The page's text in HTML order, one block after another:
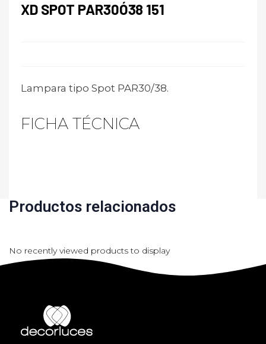
XD SPOT PAR30Ó38 151
Lampara tipo Spot PAR30/38.
FICHA TÉCNICA
Productos relacionados
No recently viewed products to display